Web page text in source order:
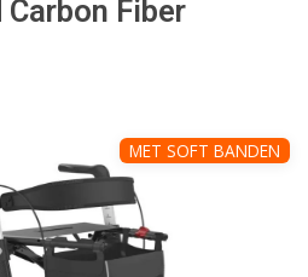
Carbon Fiber
MET SOFT BANDEN